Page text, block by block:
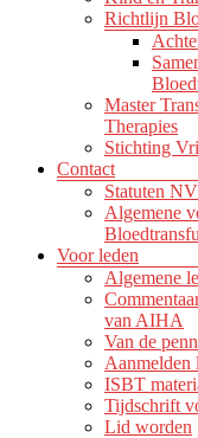
Richtlijn
Master
Therapies
Stichting
Contact
Statuten
Algemene
Voor leden
Algemene
van AIHA
Van de
Aanmelden
ISBT
Tijdschrift
Lid worden